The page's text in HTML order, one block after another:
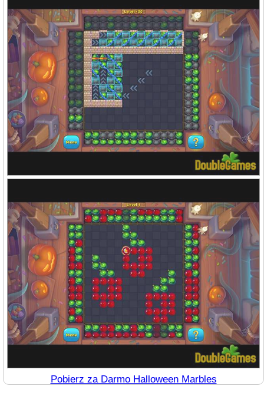
Pobierz za Darmo Halloween Marbles